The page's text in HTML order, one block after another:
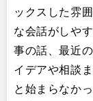
ックスした雰
な会話がしや
事の話、最近
イデアや相談
と始まらなか